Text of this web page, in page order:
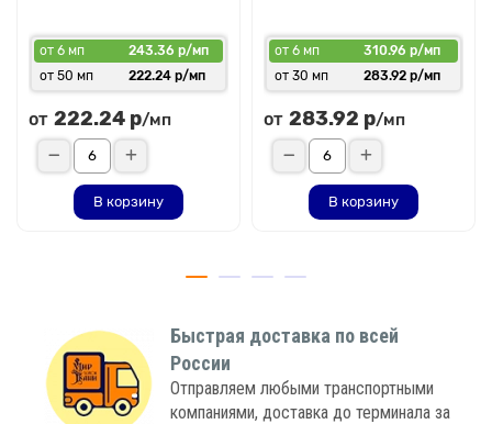
от 6 мп
243.36 р/мп
от 50 мп
222.24 р/мп
от 222.24 р/мп
В корзину
от 6 мп
310.96 р/мп
от 30 мп
283.92 р/мп
от 283.92 р/мп
В корзину
Быстрая доставка по всей
России
Отправляем любыми транспортными
компаниями, доставка до терминала за